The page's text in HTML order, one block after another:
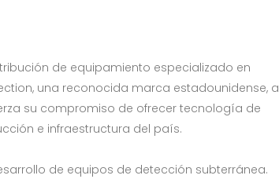
de equipamiento especializado en
una reconocida marca estadounidense, a
su compromiso de ofrecer tecnología de
e infraestructura del país.
de equipos de detección subterránea.